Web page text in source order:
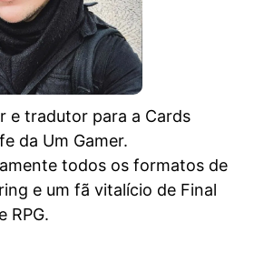
e tradutor para a Cards
da Um Gamer.
todos os formatos de
e um fã vitalício de Final
RPG.